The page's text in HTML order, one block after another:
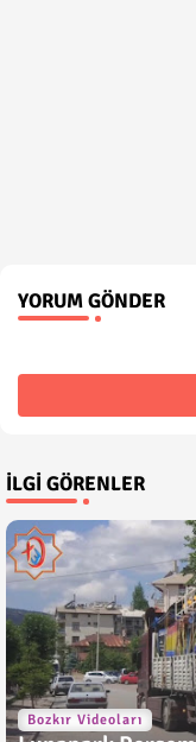
YORUM GÖNDER
İLGI GÖRENLER
Bozkır Videoları